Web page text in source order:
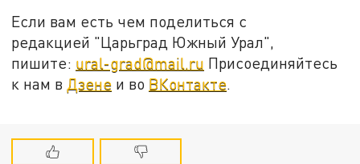
Если вам есть чем поделиться с
редакцией "Царьград Южный Урал",
пишите: ural-grad@mail.ru Присоединяйтесь
к нам в Дзене и во ВКонтакте.